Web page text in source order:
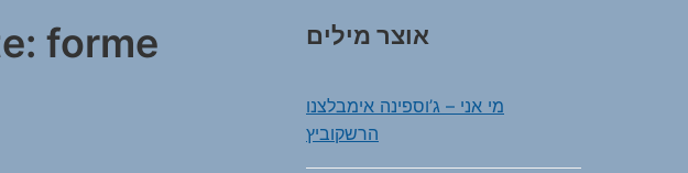
forme
אוצר מילים
מי אני – ג’וספינה אימבלצנו
הרשקוביץ